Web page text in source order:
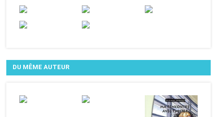
DU MÊME AUTEUR